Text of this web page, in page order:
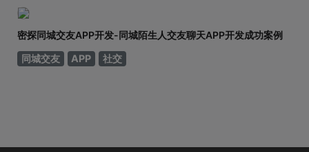
密探同城交友APP开发-同城陌生人交友聊天APP开发成功案例
同城交友
APP 社交